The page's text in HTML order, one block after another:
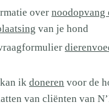
over noodopvang
van je hond
ik doneren voor de
van cliënten van